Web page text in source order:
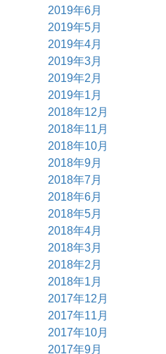
2019年6月
2019年5月
2019年4月
2019年3月
2019年2月
2019年1月
2018年12月
2018年11月
2018年10月
2018年9月
2018年7月
2018年6月
2018年5月
2018年4月
2018年3月
2018年2月
2018年1月
2017年12月
2017年11月
2017年10月
2017年9月